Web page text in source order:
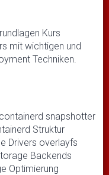
Kurs
mit wichtigen und
Techniken.
snapshotter
Struktur
Drivers overlayfs
Backends
Optimierung